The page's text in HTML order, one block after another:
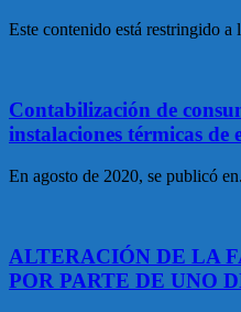
Este contenido está restringido a
Contabilización de
instalaciones térmicas de
En agosto de 2020, se publicó
ALTERACIÓN DE LA
POR PARTE DE UNO